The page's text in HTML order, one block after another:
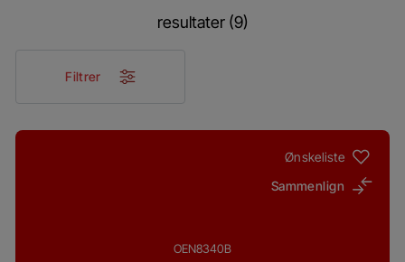
resultater (9)
Filtrer
Ønskeliste
Sammenlign
OEN8340B